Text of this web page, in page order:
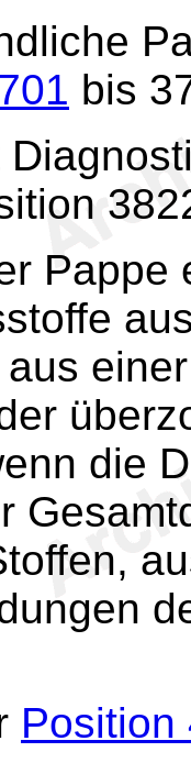
bis
Pappe
die
Position